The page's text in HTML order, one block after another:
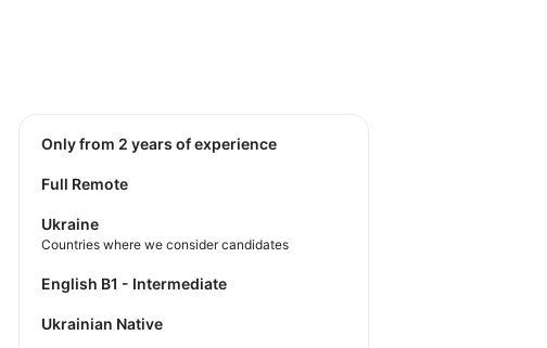
Only from 2 years of experience
Full Remote
Ukraine
Countries where we consider candidates
English B1 - Intermediate
Ukrainian Native